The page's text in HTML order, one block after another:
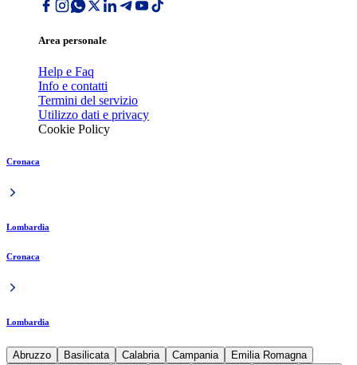
Area personale
Help e Faq
Info e contatti
Termini del servizio
Utilizzo dati e privacy
Cookie Policy
Cronaca
Lombardia
Cronaca
Lombardia
Abruzzo Basilicata Calabria Campania
Emilia Romagna